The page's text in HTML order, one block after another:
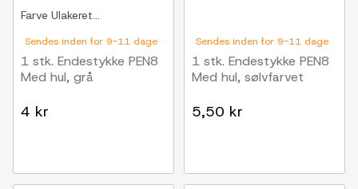
Sendes inden for 9-11 dage
Farve Ulakeret...
1 stk. Endestykke PEN8
Med hul, grå
4 kr
Sendes inden for 9-11 dage
1 stk. Endestykke PEN8
Med hul, sølvfarvet
5,50 kr